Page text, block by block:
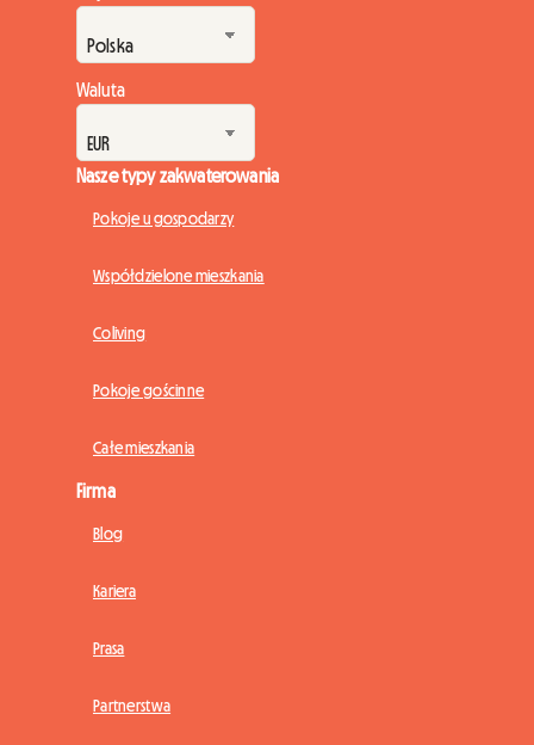
Waluta
Nasze typy zakwaterowania
Pokoje u gospodarzy
Współdzielone mieszkania
Coliving
Pokoje gościnne
Całe mieszkania
Firma
Blog
Kariera
Prasa
Partnerstwa